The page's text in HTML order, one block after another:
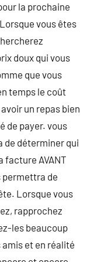
la prochaine
vous êtes
doux qui vous
que vous
temps le coût
un repas bien
de payer. vous
de déterminer qui
facture AVANT
permettra de
Lorsque vous
rapprochez
les beaucoup
et en réalité